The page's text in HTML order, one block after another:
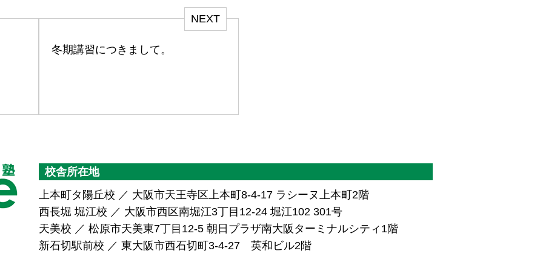
NEXT
冬期講習につきまして。
校舎所在地
上本町タ陽丘校 ／ 大阪市天王寺区上本町8-4-17 ラシーヌ上本町2階
西長堀 堀江校 ／ 大阪市西区南堀江3丁目12-24 堀江102 301号
天美校 ／ 松原市天美東7丁目12-5 朝日プラザ南大阪ターミナルシティ1階
新石切駅前校 ／ 東大阪市西石切町3-4-27 英和ビル2階